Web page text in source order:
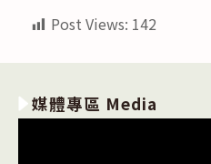
Post Views: 142
媒體專區 Media